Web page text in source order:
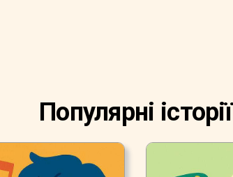
Популярні історії